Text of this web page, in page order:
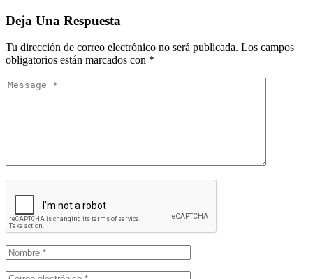
Deja Una Respuesta
Tu dirección de correo electrónico no será publicada. Los campos
obligatorios están marcados con *